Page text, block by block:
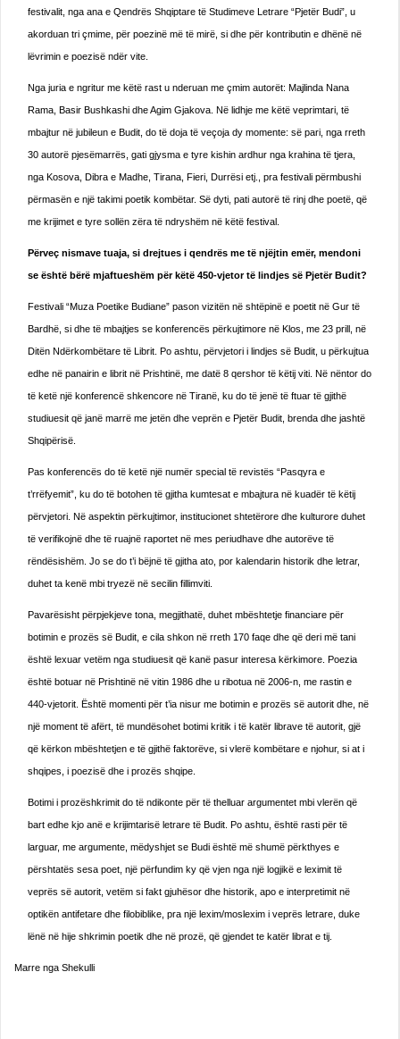
festivalit, nga ana e Qendrës Shqiptare të Studimeve Letrare “Pjetër Budi”, u
akorduan tri çmime, për poezinë më të mirë, si dhe për kontributin e dhënë në
lëvrimin e poezisë ndër vite.
Nga juria e ngritur me këtë rast u nderuan me çmim autorët: Majlinda Nana
Rama, Basir Bushkashi dhe Agim Gjakova. Në lidhje me këtë veprimtari, të
mbajtur në jubileun e Budit, do të doja të veçoja dy momente: së pari, nga rreth
30 autorë pjesëmarrës, gati gjysma e tyre kishin ardhur nga krahina të tjera,
nga Kosova, Dibra e Madhe, Tirana, Fieri, Durrësi etj., pra festivali përmbushi
përmasën e një takimi poetik kombëtar. Së dyti, pati autorë të rinj dhe poetë, që
me krijimet e tyre sollën zëra të ndryshëm në këtë festival.
Përveç nismave tuaja, si drejtues i qendrës me të njëjtin emër, mendoni
se është bërë mjaftueshëm për këtë 450-vjetor të lindjes së Pjetër Budit?
Festivali “Muza Poetike Budiane” pason vizitën në shtëpinë e poetit në Gur të
Bardhë, si dhe të mbajtjes se konferencës përkujtimore në Klos, me 23 prill, në
Ditën Ndërkombëtare të Librit. Po ashtu, përvjetori i lindjes së Budit, u përkujtua
edhe në panairin e librit në Prishtinë, me datë 8 qershor të këtij viti. Në nëntor do
të ketë një konferencë shkencore në Tiranë, ku do të jenë të ftuar të gjithë
studiuesit që janë marrë me jetën dhe veprën e Pjetër Budit, brenda dhe jashtë
Shqipërisë.
Pas konferencës do të ketë një numër special të revistës “Pasqyra e
t’rrëfyemit”, ku do të botohen të gjitha kumtesat e mbajtura në kuadër të këtij
përvjetori. Në aspektin përkujtimor, institucionet shtetërore dhe kulturore duhet
të verifikojnë dhe të ruajnë raportet në mes periudhave dhe autorëve të
rëndësishëm. Jo se do t’i bëjnë të gjitha ato, por kalendarin historik dhe letrar,
duhet ta kenë mbi tryezë në secilin fillimviti.
Pavarësisht përpjekjeve tona, megjithatë, duhet mbështetje financiare për
botimin e prozës së Budit, e cila shkon në rreth 170 faqe dhe që deri më tani
është lexuar vetëm nga studiuesit që kanë pasur interesa kërkimore. Poezia
është botuar në Prishtinë në vitin 1986 dhe u ribotua në 2006-n, me rastin e
440-vjetorit. Është momenti për t’ia nisur me botimin e prozës së autorit dhe, në
një moment të afërt, të mundësohet botimi kritik i të katër librave të autorit, gjë
që kërkon mbështetjen e të gjithë faktorëve, si vlerë kombëtare e njohur, si at i
shqipes, i poezisë dhe i prozës shqipe.
Botimi i prozëshkrimit do të ndikonte për të thelluar argumentet mbi vlerën që
bart edhe kjo anë e krijimtarisë letrare të Budit. Po ashtu, është rasti për të
larguar, me argumente, mëdyshjet se Budi është më shumë përkthyes e
përshtatës sesa poet, një përfundim ky që vjen nga një logjikë e leximit të
veprës së autorit, vetëm si fakt gjuhësor dhe historik, apo e interpretimit në
optikën antifetare dhe filobiblike, pra një lexim/moslexim i veprës letrare, duke
lënë në hije shkrimin poetik dhe në prozë, që gjendet te katër librat e tij.
Marre nga Shekulli